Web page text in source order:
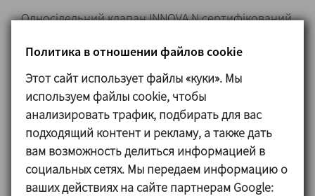
Односідельний клапан INNOVA N сертифікований
Увага! список опцій, сертифікованих згідно 3-A.
Материалы
Деталі в контакті з продуктом 1.4404 (AISI 316L)
Інші деталі з нерж.сталі 1.4301 (AISI 304)
Прокладки EPDM
Политика в отношении файлов cookie
Этот сайт использует файлы «куки». Мы
используем файлы cookie, чтобы
анализировать трафик, подбирать для вас
подходящий контент и рекламу, а также дать
вам возможность делиться информацией в
социальных сетях. Мы передаем информацию о
ваших действиях на сайте партнерам Google: